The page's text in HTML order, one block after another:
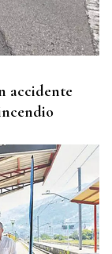
accidente